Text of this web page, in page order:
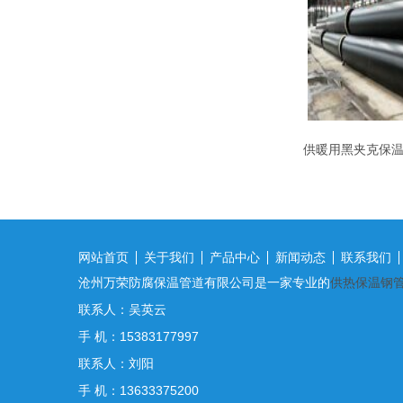
供暖用黑夹克保
网站首页 关于我们 产品中心 新闻动态
联系我们
沧州万荣防腐保温管道有限公司是一家专业的供热保温钢
联系人：吴英云
手 机：15383177997
联系人：刘阳
手 机：13633375200